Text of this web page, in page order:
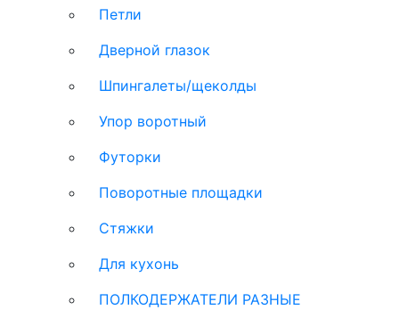
Петли
Дверной глазок
Шпингалеты/щеколды
Упор воротный
Футорки
Поворотные площадки
Стяжки
Для кухонь
ПОЛКОДЕРЖАТЕЛИ РАЗНЫЕ